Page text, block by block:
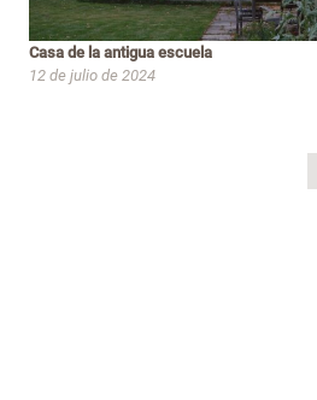
Casa de la antigua escuela
12 de julio de 2024